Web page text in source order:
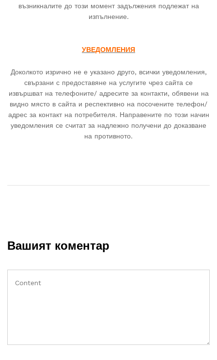
възникналите до този момент задължения подлежат на
изпълнение.
УВЕДОМЛЕНИЯ
Доколкото изрично не е указано друго, всички уведомления,
свързани с предоставяне на услугите чрез сайта се
извършват на телефоните/ адресите за контакти, обявени на
видно място в сайта и респективно на посочените телефон/
адрес за контакт на потребителя. Направените по този начин
уведомления се считат за надлежно получени до доказване
на противното.
Вашият коментар